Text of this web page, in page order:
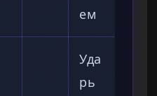
ем
Уда
рь